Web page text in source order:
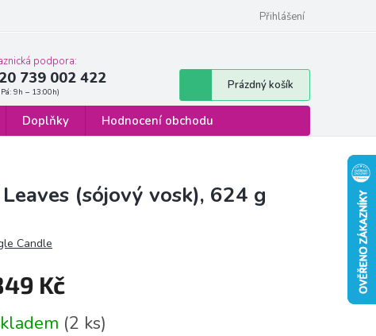
Formulář pro odstoupení od smlouvy
Přihlášení
podpora:
739 002 422
Nákupní
košík
Prázdný košík
Doplňky Hodnocení obchodu
(sójový vosk), 624 g
Candle
Kč
(2 ks)